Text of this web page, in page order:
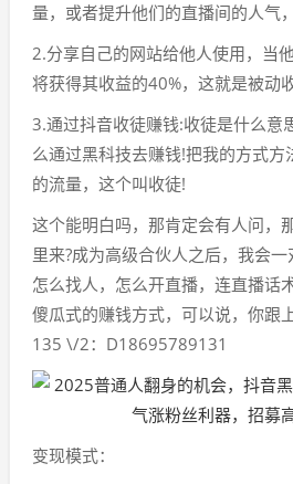
量，或者提升他们的直播间的人气
2.分享自己的网站给他人使用，当
将获得其收益的40%，这就是被动收
3.通过抖音收徒赚钱:收徒是什么意
么通过黑科技去赚钱!把我的方式方
的流量，这个叫收徒!
这个能明白吗，那肯定会有人问，
里来?成为高级合伙人之后，我会一
怎么找人，怎么开直播，连直播话
傻瓜式的赚钱方式，可以说，你跟
135 \/2：D18695789131
变现模式：